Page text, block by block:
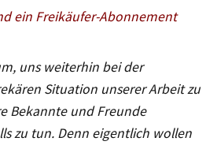
ein Freikäufer-Abonnement
uns weiterhin bei der
Situation unserer Arbeit zu
Bekannte und Freunde
zu tun. Denn eigentlich wollen